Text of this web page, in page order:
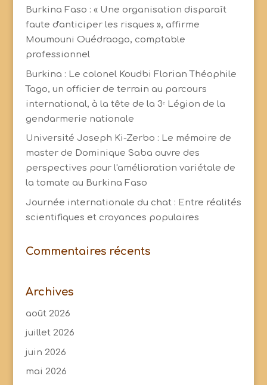
Burkina Faso : « Une organisation disparaît
faute d'anticiper les risques », affirme
Moumouni Ouédraogo, comptable
professionnel
Burkina : Le colonel Koudbi Florian Théophile
Tago, un officier de terrain au parcours
international, à la tête de la 3ᵉ Légion de la
gendarmerie nationale
Université Joseph Ki-Zerbo : Le mémoire de
master de Dominique Saba ouvre des
perspectives pour l'amélioration variétale de
la tomate au Burkina Faso
Journée internationale du chat : Entre réalités
scientifiques et croyances populaires
Commentaires récents
Archives
août 2026
juillet 2026
juin 2026
mai 2026